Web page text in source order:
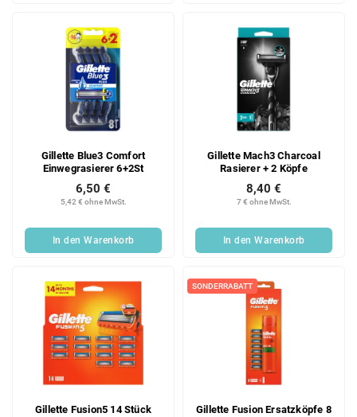
Gillette Blue3 Comfort
Einwegrasierer 6+2St
5,42 € ohne MwSt.
6,50 €
In den Warenkorb
Gillette Mach3 Charcoal
Rasierer + 2 Köpfe
7 € ohne MwSt.
8,40 €
In den Warenkorb
Gillette Fusion5 14 Stück
SONDERRABATT
Gillette Fusion Ersatzköpfe 8